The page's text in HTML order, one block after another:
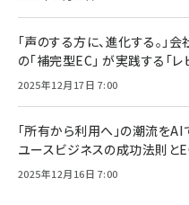
「声のする方に、進化する。」
の「補完型EC」 が実践する「
2025年12月17日 7:00
「所有から利用へ」の潮流をAI
ユースビジネスの成功法則と
2025年12月16日 7:00